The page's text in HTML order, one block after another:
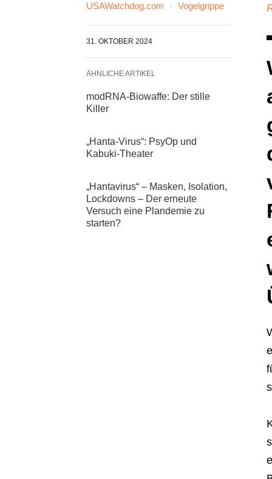
USAWatchdog.com
Vogelgrippe
31. OKTOBER 2024
ÄHNLICHE ARTIKEL
modRNA-Biowaffe: Der stille
Killer
„Hanta-Virus“: PsyOp und
Kabuki-Theater
„Hantavirus“ – Masken, Isolation,
Lockdowns – Der erneute
Versuch eine Plandemie zu
starten?